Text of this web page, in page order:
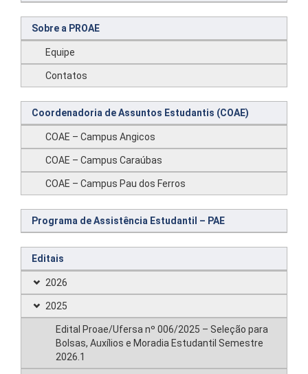
Sobre a PROAE
Equipe
Contatos
Coordenadoria de Assuntos Estudantis (COAE)
COAE – Campus Angicos
COAE – Campus Caraúbas
COAE – Campus Pau dos Ferros
Programa de Assistência Estudantil – PAE
Editais
2026
2025
Edital Proae/Ufersa nº 006/2025 – Seleção para
Bolsas, Auxílios e Moradia Estudantil Semestre
2026.1